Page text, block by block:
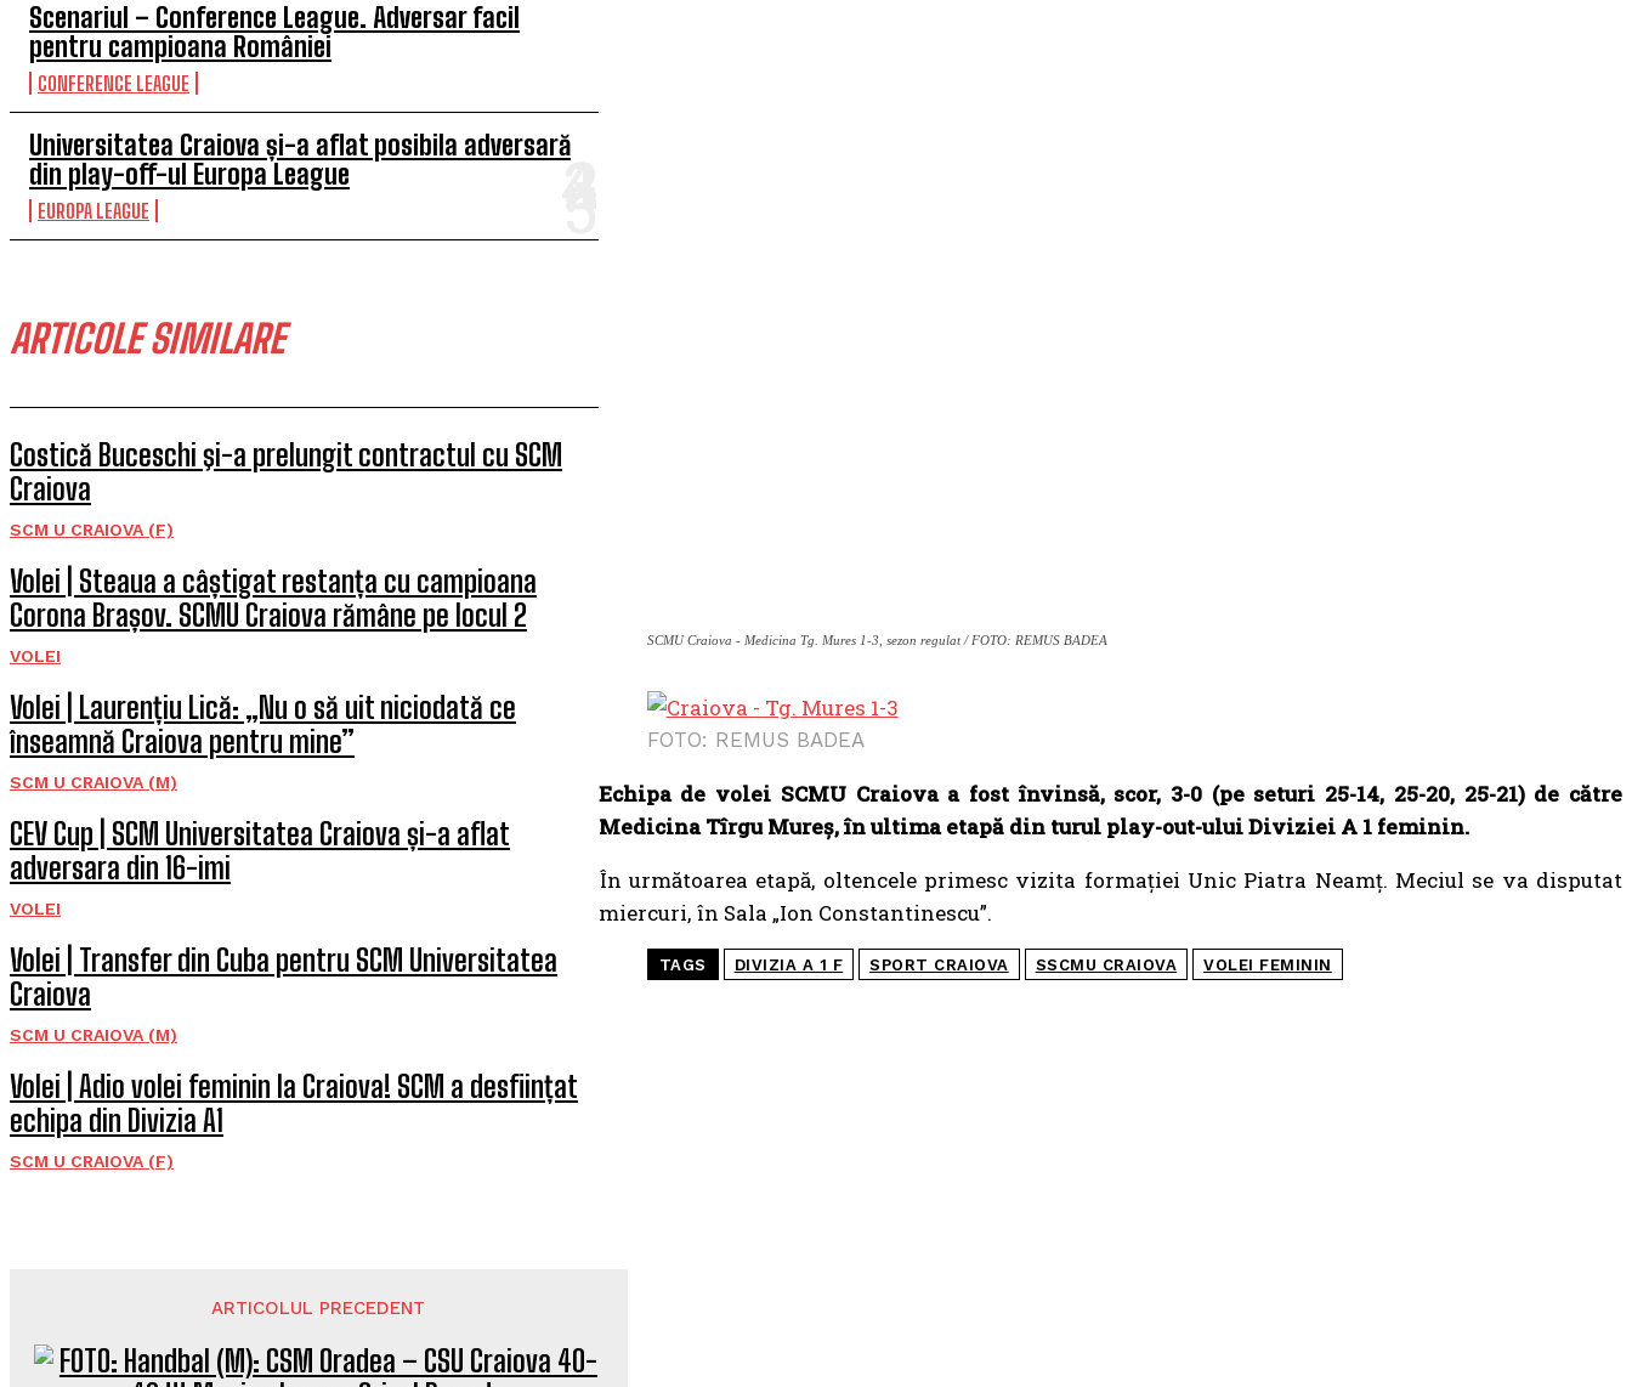
Scenariul – Conference League. Adversar facil
pentru campioana României
CONFERENCE LEAGUE
Universitatea Craiova și-a aflat posibila adversară
din play-off-ul Europa League
EUROPA LEAGUE
ARTICOLE SIMILARE
Costică Buceschi şi-a prelungit contractul cu SCM
Craiova
SCM U CRAIOVA (F)
Volei | Steaua a câștigat restanța cu campioana
Corona Brașov. SCMU Craiova rămâne pe locul 2
VOLEI
Volei | Laurențiu Lică: „Nu o să uit niciodată ce
înseamnă Craiova pentru mine”
SCM U CRAIOVA (M)
CEV Cup | SCM Universitatea Craiova și-a aflat
adversara din 16-imi
VOLEI
Volei | Transfer din Cuba pentru SCM Universitatea
Craiova
SCM U CRAIOVA (M)
Volei | Adio volei feminin la Craiova! SCM a desființat
echipa din Divizia A1
SCM U CRAIOVA (F)
SCMU Craiova - Medicina Tg. Mures 1-3, sezon regulat / FOTO: REMUS BADEA
FOTO: REMUS BADEA
Echipa de volei SCMU Craiova a fost învinsă, scor, 3-0 (pe seturi 25-14, 25-20, 25-21) de către
Medicina Tîrgu Mureş, în ultima etapă din turul play-out-ului Diviziei A 1 feminin.
În următoarea etapă, oltencele primesc vizita formației Unic Piatra Neamț. Meciul se va disputat
miercuri, în Sala „Ion Constantinescu”.
TAGS DIVIZIA A 1 F SPORT CRAIOVA SSCMU CRAIOVA VOLEI FEMININ
ARTICOLUL PRECEDENT